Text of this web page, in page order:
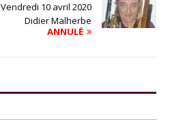
Vendredi 10 avril 2020
Didier Malherbe
ANNULÉ